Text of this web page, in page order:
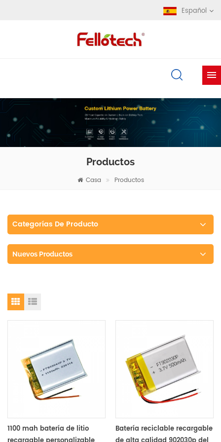
Español
Productos
Casa Productos
Categorías De Producto
Nuevos Productos
1100 mah batería de litio
Batería reciclable recargable